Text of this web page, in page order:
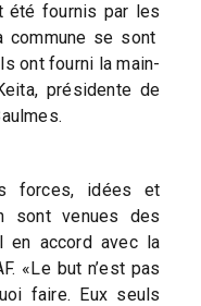
été fournis par les
commune se sont
ont fourni la main-
présidente de
forces, idées et
sont venues des
en accord avec la
«Le but n’est pas
faire. Eux seuls